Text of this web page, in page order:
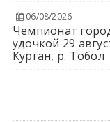
06/08/2026
Чемпионат
удочкой 29
Курган, р. Тобол